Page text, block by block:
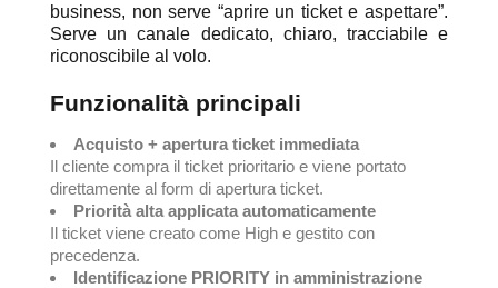
business, non serve “aprire un ticket e aspettare”.
Serve un canale dedicato, chiaro, tracciabile e
riconoscibile al volo.
Funzionalità principali
Acquisto + apertura ticket immediata
Il cliente compra il ticket prioritario e viene portato
direttamente al form di apertura ticket.
Priorità alta applicata automaticamente
Il ticket viene creato come High e gestito con
precedenza.
Identificazione PRIORITY in amministrazione